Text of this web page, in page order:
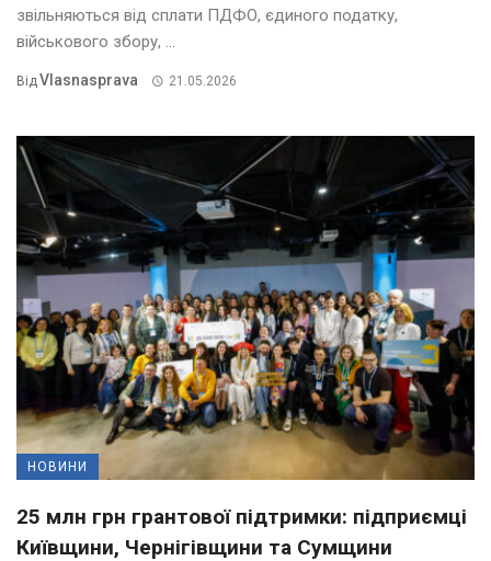
звільняються від сплати ПДФО, єдиного податку,
військового збору, ...
ВідVlasnasprava 21.05.2026
НОВИНИ
25 млн грн грантової підтримки: підприємці
Київщини, Чернігівщини та Сумщини